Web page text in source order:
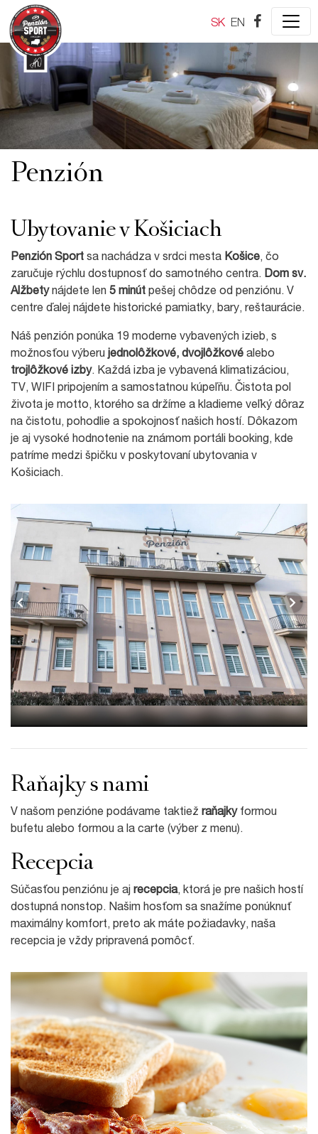
SK EN
Penzión
Ubytovanie v Košiciach
Penzión Sport sa nachádza v srdci mesta Košice, čo
zaručuje rýchlu dostupnosť do samotného centra. Dom sv.
Alžbetynájdete len 5 minút pešej chôdze od penziónu. V
centre ďalej nájdete historické pamiatky, bary, reštaurácie.
Náš penzión ponúka 19 moderne vybavených izieb, s
možnosťou výberu jednolôžkové, dvojlôžkové alebo
trojlôžkové izby. Každá izba je vybavená klimatizáciou,
TV, WIFI pripojením a samostatnou kúpeľňu. Čistota pol
života je motto, ktorého sa držíme a kladieme veľký dôraz
na čistotu, pohodlie a spokojnosť našich hostí. Dôkazom
je aj vysoké hodnotenie na známom portáli booking, kde
patríme medzi špičku v poskytovaní ubytovania v
Košiciach.
Raňajky s nami
V našom penzióne podávame taktiež raňajky formou
bufetu alebo formou a la carte (výber z menu).
Recepcia
Súčasťou penziónu je aj recepcia, ktorá je pre našich hostí
dostupná nonstop. Našim hosťom sa snažíme ponúknuť
maximálny komfort, preto ak máte požiadavky, naša
recepcia je vždy pripravená pomôcť.